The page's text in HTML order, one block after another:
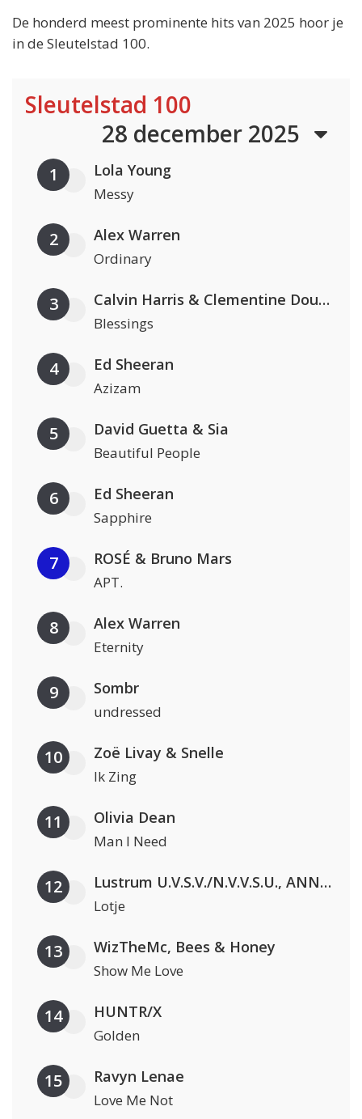
De honderd meest prominente hits van 2025 hoor je
in de Sleutelstad 100.
Sleutelstad 100
28 december 2025
1 Lola Young
Messy
2 Alex Warren
Ordinary
3 Calvin Harris & Clementine Douglas
Blessings
4 Ed Sheeran
Azizam
5 David Guetta & Sia
Beautiful People
6 Ed Sheeran
Sapphire
7 ROSÉ & Bruno Mars
APT.
8 Alex Warren
Eternity
9 Sombr
undressed
10 Zoë Livay & Snelle
Ik Zing
11 Olivia Dean
Man I Need
12 Lustrum U.V.S.V./N.V.V.S.U., ANNO ONS, Jopke van Dobbenburgh & Roeland Beelen
Lotje
13 WizTheMc, Bees & Honey
Show Me Love
14 HUNTR/X
Golden
15 Ravyn Lenae
Love Me Not